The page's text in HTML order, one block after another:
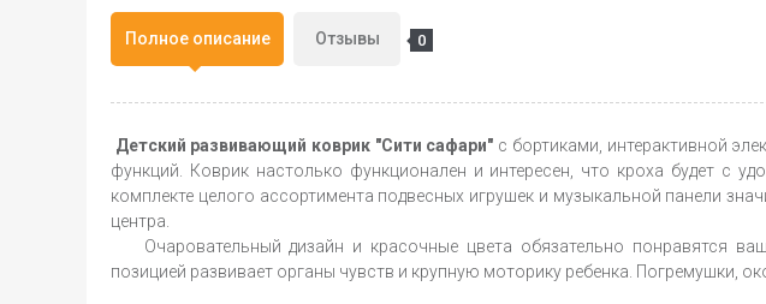
Полное описание Отзывы 0
Детский развивающий коврик "Сити сафари" с бортиками, интерактивной
функций. Коврик настолько функционален и интересен, что кроха будет с
комплекте целого ассортимента подвесных игрушек и музыкальной панели
центра.
Очаровательный дизайн и красочные цвета обязательно понравятся
позицией развивает органы чувств и крупную моторику ребенка. Погремушки,